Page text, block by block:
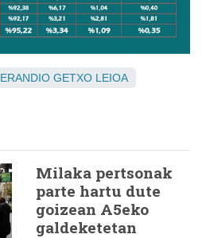
ERANDIO GETXO LEIOA
Milaka pertsonak
parte hartu dute
goizean A5eko
galdeketetan